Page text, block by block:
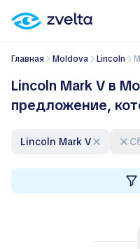
Главная Moldova Lincoln
Lincoln Mark V в
предложение,
Lincoln Mark V